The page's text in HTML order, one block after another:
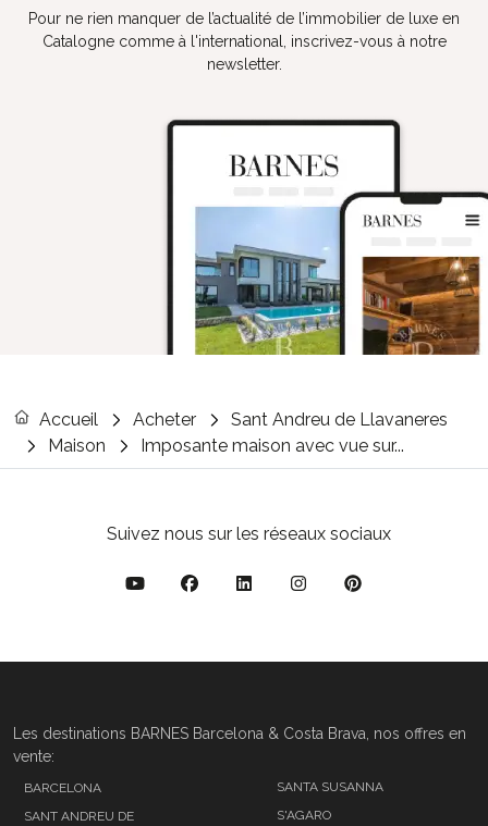
Pour ne rien manquer de l’actualité de l’immobilier de luxe en
Catalogne comme à l'international, inscrivez-vous à notre
newsletter.
Accueil Acheter
Sant Andreu de Llavaneres
Maison
Imposante maison avec vue sur...
Suivez nous sur les réseaux sociaux
Les destinations BARNES Barcelona & Costa Brava, nos offres en
vente:
BARCELONA
SANT ANDREU DE
SANTA SUSANNA
S'AGARO